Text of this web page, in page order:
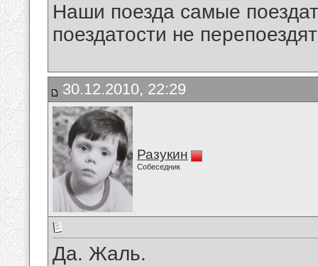
Наши поезда самые
поездатости не
30.12.2010, 22:29
Разукин
Собеседник
Да. Жаль.